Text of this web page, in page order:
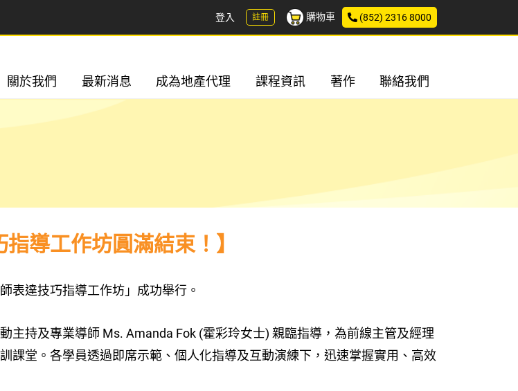
登入 註冊 購物車 (852) 2316 8000
關於我們 最新消息 成為地產代理 課程資訊 著作 聯絡我們
指導工作坊圓滿結束！】
表達技巧指導工作坊」成功舉行。
主持及專業導師 Ms. Amanda Fok (霍彩玲女士) 親臨指導，為前線主管及經理
課堂。各學員透過即席示範、個人化指導及互動演練下，迅速掌握實用、高效